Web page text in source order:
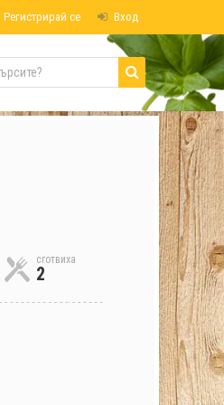
Регистрирай се Вход
сготвиха
2